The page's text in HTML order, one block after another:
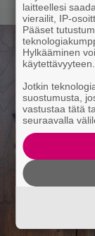
laitteellesi
vierailit, IP-
Pääset
Hylkääminen
käytettävyyteen.
Jotkin
suostumusta,
vastustaa tätä
seuraavalla